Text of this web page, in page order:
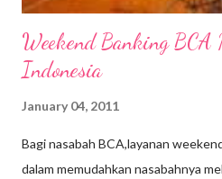
Weekend Banking BCA
Indonesia
January 04, 2011
Bagi nasabah BCA,layanan
dalam memudahkan nasabahnya